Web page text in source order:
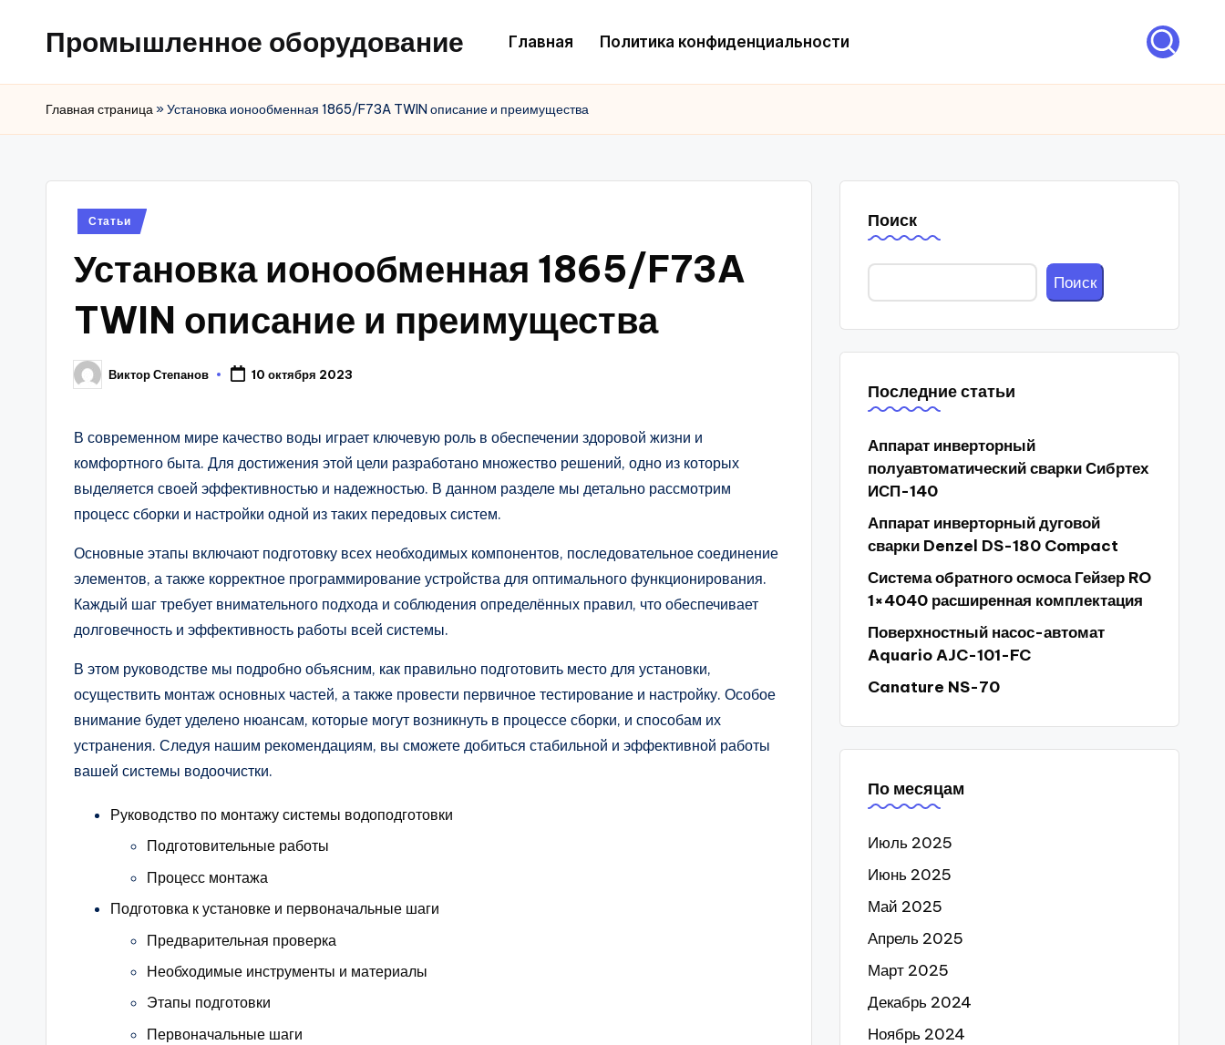
Промышленное оборудование Главная Политика конфиденциальности
Главная страница»Установка ионообменная 1865/F73A TWIN описание и преимущества
Posted
Статьи
Установка ионообменная 1865/F73A
TWIN описание и преимущества
Posted
by
Виктор Степанов 10 октября 2023
В современном мире качество воды играет ключевую роль в обеспечении здоровой жизни и
комфортного быта. Для достижения этой цели разработано множество решений, одно из которых
выделяется своей эффективностью и надежностью. В данном разделе мы детально рассмотрим
процесс сборки и настройки одной из таких передовых систем.
Основные этапы включают подготовку всех необходимых компонентов, последовательное соединение
элементов, а также корректное программирование устройства для оптимального функционирования.
Каждый шаг требует внимательного подхода и соблюдения определённых правил, что обеспечивает
долговечность и эффективность работы всей системы.
В этом руководстве мы подробно объясним, как правильно подготовить место для установки,
осуществить монтаж основных частей, а также провести первичное тестирование и настройку. Особое
внимание будет уделено нюансам, которые могут возникнуть в процессе сборки, и способам их
устранения. Следуя нашим рекомендациям, вы сможете добиться стабильной и эффективной работы
вашей системы водоочистки.
Руководство по монтажу системы водоподготовки
Подготовительные работы
Процесс монтажа
Подготовка к установке и первоначальные шаги
Предварительная проверка
Необходимые инструменты и материалы
Этапы подготовки
Первоначальные шаги
Поиск
Поиск
Последние статьи
Аппарат инверторный
полуавтоматический сварки Сибртех
ИСП-140
Аппарат инверторный дуговой
сварки Denzel DS-180 Compact
Система обратного осмоса Гейзер RO
1×4040 расширенная комплектация
Поверхностный насос-автомат
Aquario AJC-101-FC
Canature NS-70
По месяцам
Июль 2025
Июнь 2025
Май 2025
Апрель 2025
Март 2025
Декабрь 2024
Ноябрь 2024